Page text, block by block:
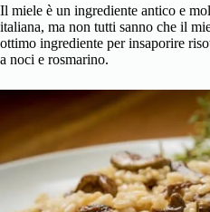
Il miele è un ingrediente antico e
italiana, ma non tutti sanno che il
ottimo ingrediente per insaporire
a noci e rosmarino.